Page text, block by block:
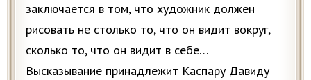
заключается в том, что художник должен
рисовать не столько то, что он видит вокруг,
сколько то, что он видит в себе…
Высказывание принадлежит Каспару Давиду